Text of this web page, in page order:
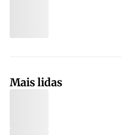
Mais lidas